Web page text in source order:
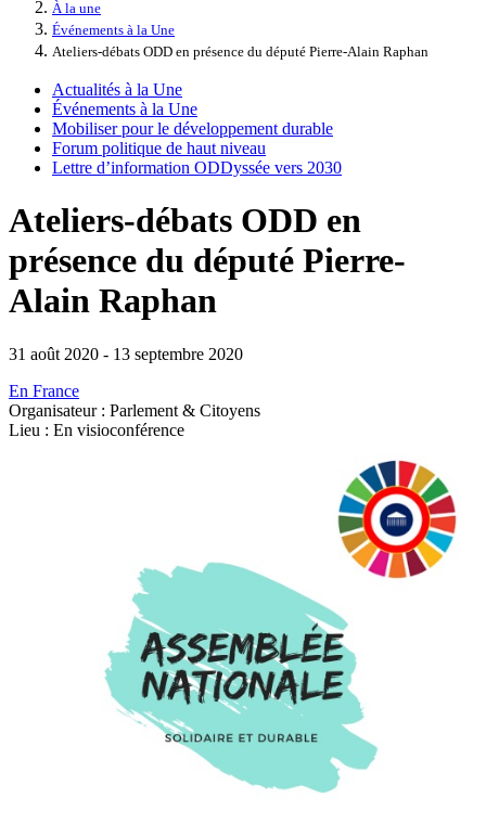
À la une
Événements à la Une
Ateliers-débats ODD en présence du député Pierre-Alain Raphan
Actualités à la Une
Événements à la Une
Mobiliser pour le développement durable
Forum politique de haut niveau
Lettre d’information ODDyssée vers 2030
Ateliers-débats ODD en
présence du député Pierre-
Alain Raphan
31 août 2020 - 13 septembre 2020
En France
Organisateur : Parlement & Citoyens
Lieu : En visioconférence